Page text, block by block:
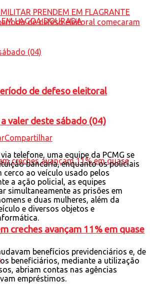
de defeso eleitoral
valer deste sábado (04)
creches avançam 11% em quase
Compartilhar
telefone, uma equipe da PCMG se
bancária, enquanto os policiais
cerco ao veículo usado pelos
a ação policial, as equipes
simultaneamente as prisões em
e duas mulheres, além da
e diversos objetos e
benefícios previdenciários e, de
beneficiários, mediante a utilização
abriam contas nas agências
empréstimos.